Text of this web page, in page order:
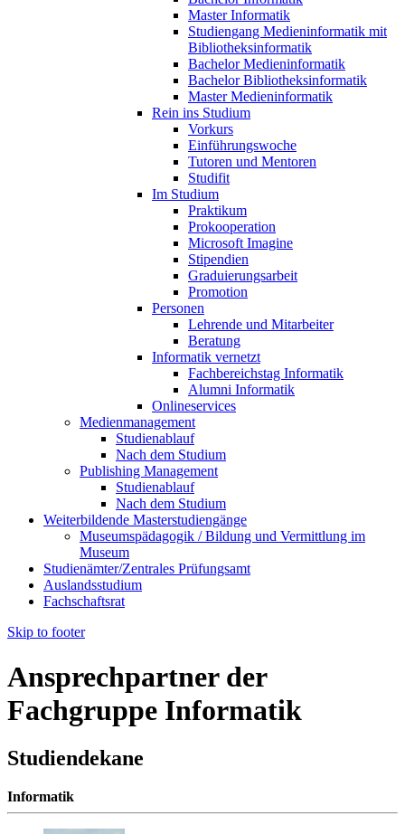
Master Informatik
Studiengang Medieninformatik mit
Bibliotheksinformatik
Bachelor Medieninformatik
Bachelor Bibliotheksinformatik
Master Medieninformatik
Rein ins Studium
Vorkurs
Einführungswoche
Tutoren und Mentoren
Studifit
Im Studium
Praktikum
Prokooperation
Microsoft Imagine
Stipendien
Graduierungsarbeit
Promotion
Personen
Lehrende und Mitarbeiter
Beratung
Informatik vernetzt
Fachbereichstag Informatik
Alumni Informatik
Onlineservices
Medienmanagement
Studienablauf
Nach dem Studium
Publishing Management
Studienablauf
Nach dem Studium
Weiterbildende Masterstudiengänge
Museumspädagogik / Bildung und Vermittlung im
Museum
Studienämter/Zentrales Prüfungsamt
Auslandsstudium
Fachschaftsrat
Skip to footer
Ansprechpartner der
Fachgruppe Informatik
Studiendekane
Informatik